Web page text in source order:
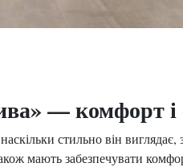
— комфорт
стильно він
мають забезпечувати